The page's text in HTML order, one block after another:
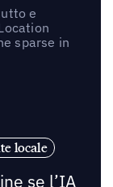
e
sparse in
locale
se l’IA